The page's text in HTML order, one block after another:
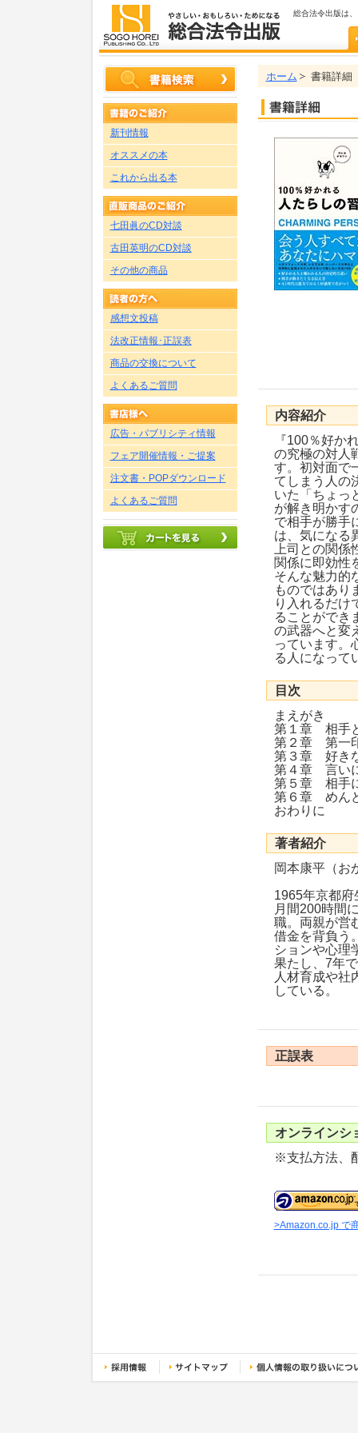
総合法令出版は
ホーム 書籍詳細
内容紹介
『100％好か
の究極の対人
す。初対面で
てしまう人の
いた「ちょっ
が解き明かす
で相手が勝手
は、気になる
上司との関
関係に即効性
そんな魅力的
ものではあり
り入れるだけ
ることができ
の武器へと変
っています。
る人になって
目次
まえがき
第１章 相手
第２章 第一
第３章 好き
第４章 言い
第５章 相手
第６章 めん
おわりに
著者紹介
岡本康平（お
1965年京都
月間200時間
職。両親が営
借金を背負う
ションや心理
果たし、7年
人材育成や社
している。
正誤表
オンラインシ
※支払方法、
>Amazon.co.jp で
新刊情報
オススメの本
これから出る本
七田眞のCD対談
古田英明のCD対談
その他の商品
感想文投稿
法改正情報･正誤表
商品の交換について
よくあるご質問
広告・パブリシティ情報
フェア開催情報・ご提案
注文書・POPダウンロード
よくあるご質問